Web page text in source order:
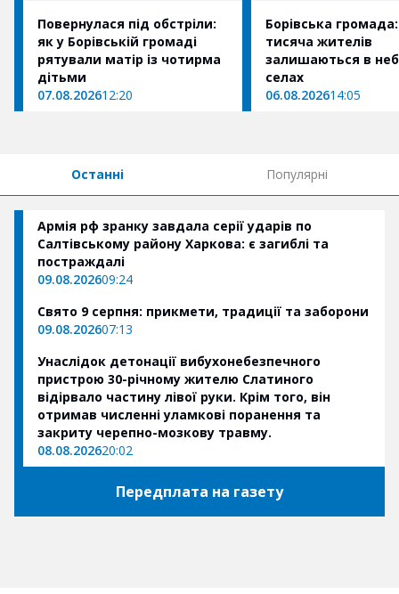
Повернулася під обстріли:
як у Борівській громаді
рятували матір із чотирма
дітьми
07.08.202612:20
Борівська
тисяча жителів
залишаються в
селах
06.08.202614:05
Останні Популярні
Армія рф зранку завдала серії ударів по
Салтівському району Харкова: є загиблі та
постраждалі
09.08.202609:24
Свято 9 серпня: прикмети, традиції та заборони
09.08.202607:13
Унаслідок детонації вибухонебезпечного
пристрою 30-річному жителю Слатиного
відірвало частину лівої руки. Крім того, він
отримав численні уламкові поранення та
закриту черепно-мозкову травму.
08.08.202620:02
Передплата на газету